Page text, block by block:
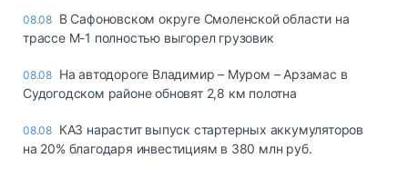
08.08 В Сафоновском округе Смоленской области на
трассе М-1 полностью выгорел грузовик
08.08 На автодороге Владимир – Муром – Арзамас в
Судогодском районе обновят 2,8 км полотна
08.08 КАЗ нарастит выпуск стартерных аккумуляторов
на 20% благодаря инвестициям в 380 млн руб.